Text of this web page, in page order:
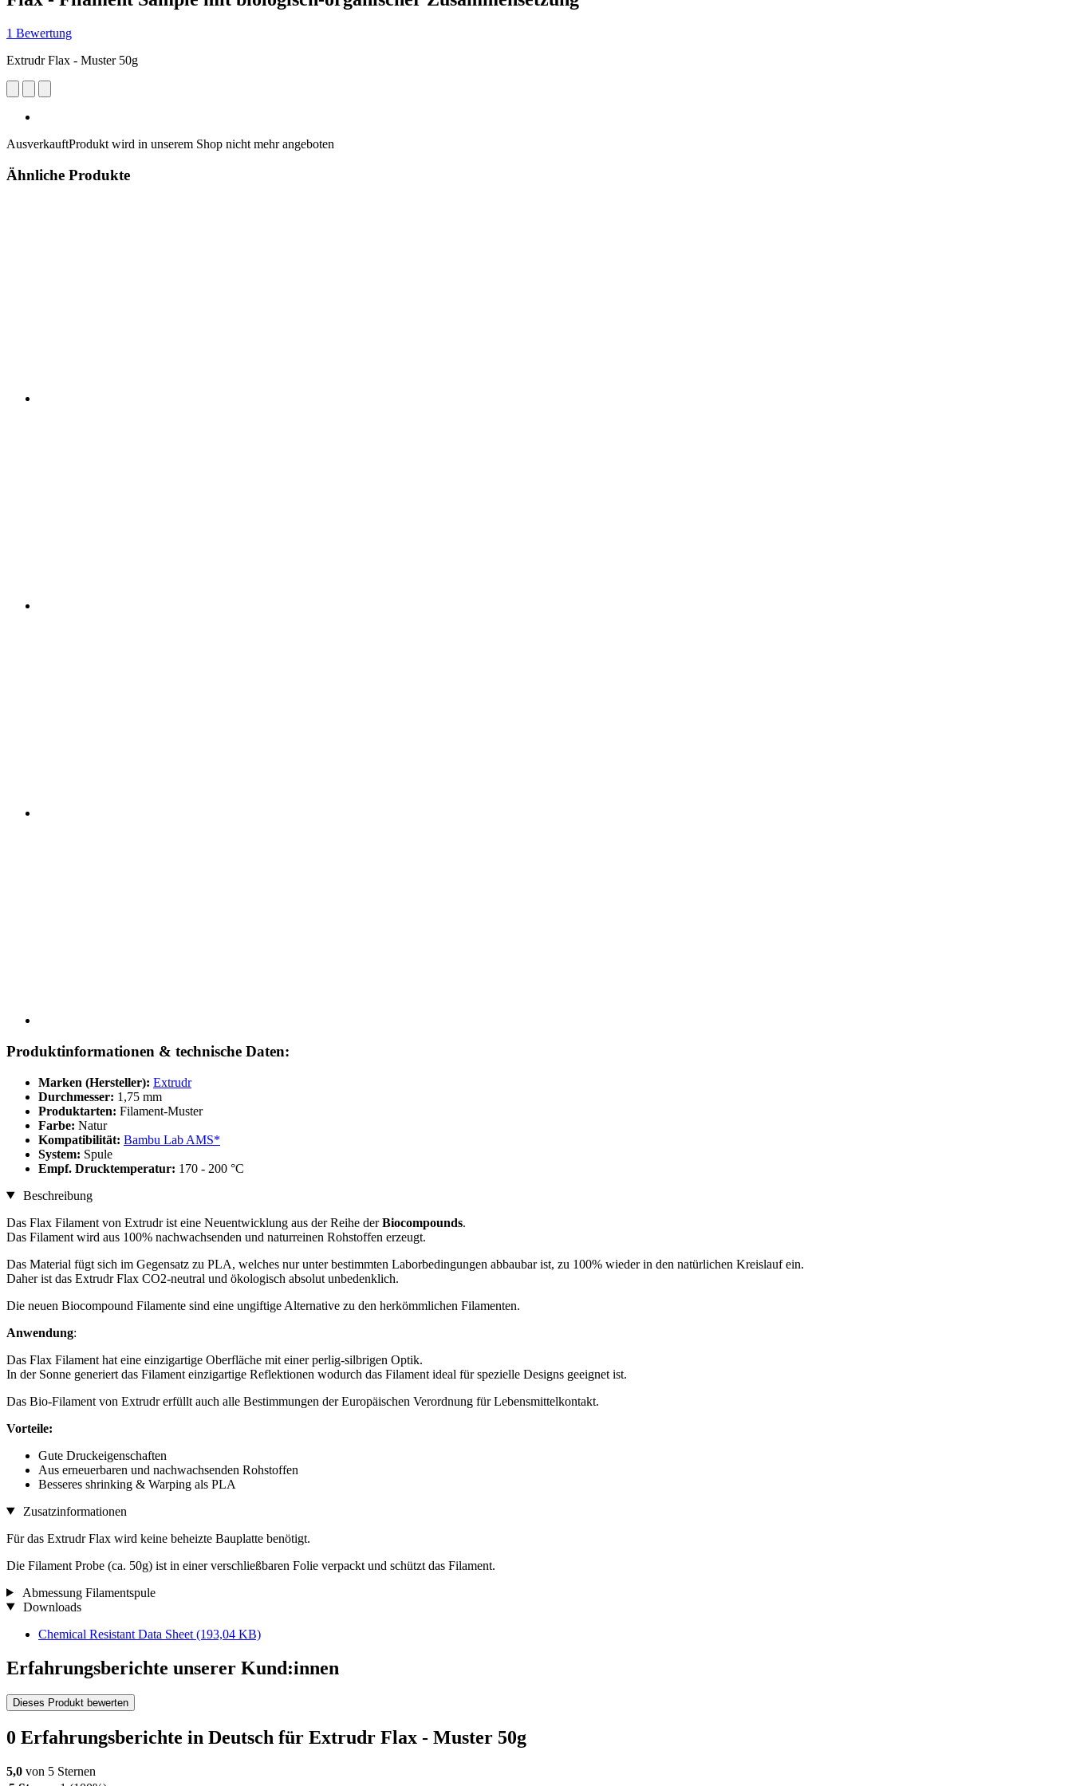
1 Bewertung
Extrudr Flax - Muster 50g
AusverkauftProdukt wird in unserem Shop nicht mehr angeboten
Ähnliche Produkte
Produktinformationen & technische Daten:
Marken (Hersteller): Extrudr
Durchmesser: 1,75 mm
Produktarten: Filament-Muster
Farbe: Natur
Kompatibilität: Bambu Lab AMS*
System: Spule
Empf. Drucktemperatur: 170 - 200 °C
Beschreibung
Das Flax Filament von Extrudr ist eine Neuentwicklung aus der Reihe derBiocompounds.
Das Filament wird aus 100% nachwachsenden und naturreinen Rohstoffen erzeugt.
Das Material fügt sich im Gegensatz zu PLA, welches nur unter bestimmten Laborbedingungen abbaubar ist, zu 100% wieder in den natürlichen Kreislauf ein.
Daher ist das Extrudr Flax CO2-neutral und ökologisch absolut unbedenklich.
Die neuen Biocompound Filamente sind eine ungiftige Alternative zu den herkömmlichen Filamenten.
Anwendung:
Das Flax Filament hat eine einzigartige Oberfläche mit einer perlig-silbrigen Optik.
In der Sonne generiert das Filament einzigartige Reflektionen wodurch das Filament ideal für spezielle Designs geeignet ist.
Das Bio-Filament von Extrudr erfüllt auch alle Bestimmungen der Europäischen Verordnung für Lebensmittelkontakt.
Vorteile:
Gute Druckeigenschaften
Aus erneuerbaren und nachwachsenden Rohstoffen
Besseres shrinking & Warping als PLA
Zusatzinformationen
Für das Extrudr Flax wird keine beheizte Bauplatte benötigt.
Die Filament Probe (ca. 50g) ist in einer verschließbaren Folie verpackt und schützt das Filament.
Abmessung Filamentspule
Downloads
Chemical Resistant Data Sheet (193,04 KB)
Erfahrungsberichte unserer Kund:innen
Dieses Produkt bewerten
0 Erfahrungsberichte in Deutsch für Extrudr Flax - Muster 50g
5,0 von 5 Sternen